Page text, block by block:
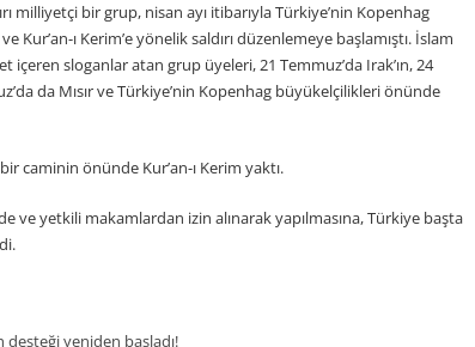
milliyetçi bir grup, nisan ayı itibarıyla Türkiye’nin Kopenhag
Kur’an-ı Kerim’e yönelik saldırı düzenlemeye başlamıştı. İslam
içeren sloganlar atan grup üyeleri, 21 Temmuz’da Irak’ın, 24
da Mısır ve Türkiye’nin Kopenhag büyükelçilikleri önünde
caminin önünde Kur’an-ı Kerim yaktı.
ve yetkili makamlardan izin alınarak yapılmasına, Türkiye başta
yeniden başladı!